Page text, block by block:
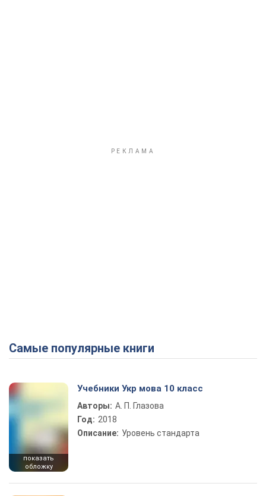
Самые популярные книги
показать
обложку
Учебники Укр мова 10 класс
Авторы: А. П. Глазова
Год: 2018
Описание: Уровень стандарта